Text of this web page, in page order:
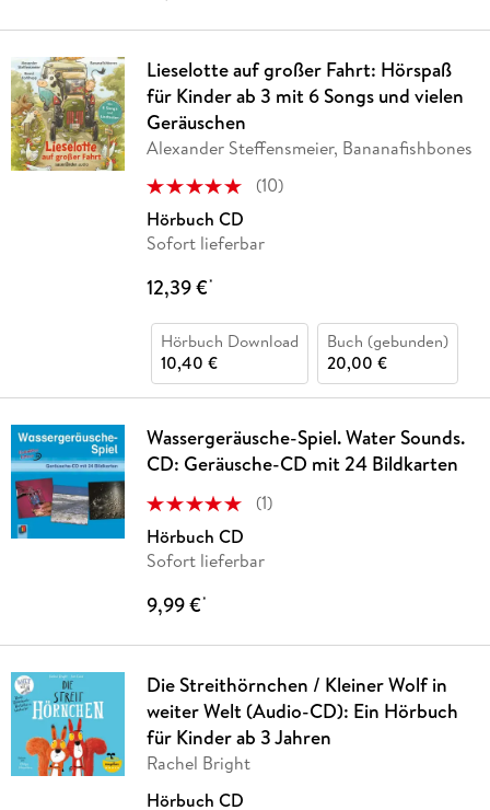
Lieselotte auf großer Fahrt: Hörspaß
für Kinder ab 3 mit 6 Songs und vielen
Geräuschen
Alexander Steffensmeier, Bananafishbones
(10)
Hörbuch CD
Sofort lieferbar
12,39 €*
Hörbuch Download
10,40 €
Buch (gebunden)
20,00 €
Wassergeräusche-Spiel. Water Sounds.
CD: Geräusche-CD mit 24 Bildkarten
(1)
Hörbuch CD
Sofort lieferbar
9,99 €*
Die Streithörnchen / Kleiner Wolf in
weiter Welt (Audio-CD): Ein Hörbuch
für Kinder ab 3 Jahren
Rachel Bright
Hörbuch CD